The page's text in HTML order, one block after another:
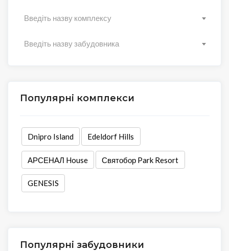
Введіть назву комплексу
Введіть назву забудовника
Популярні комплекси
Dnipro Island Edeldorf Hills
АРСЕНАЛ House Святобор Park Resort
GENESIS
Популярні забудовники